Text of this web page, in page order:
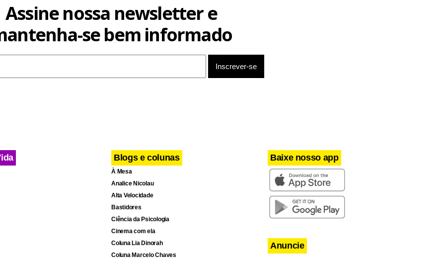
Assine nossa newsletter e
se bem informado
Blogs e colunas
À Mesa
Analice Nicolau
Alta Velocidade
Bastidores
Ciência da Psicologia
Cinema com ela
Coluna Lia Dinorah
Coluna Marcelo Chaves
Baixe nosso app
Anuncie